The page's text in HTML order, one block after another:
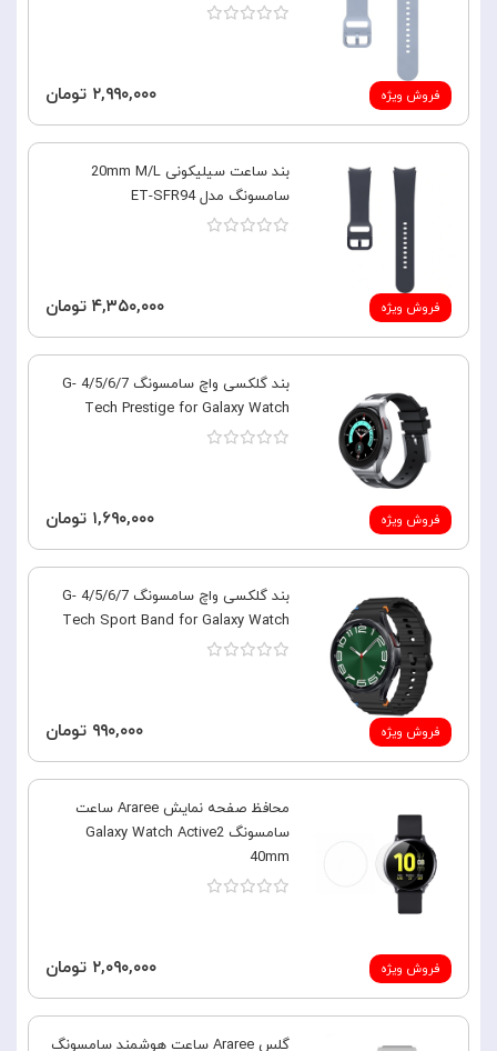
فروش ویژه ۲,۹۹۰,۰۰۰ تومان
فروش ویژه
بند ساعت سیلیکونی 20mm M/L
سامسونگ مدل ET-SFR94
۴,۳۵۰,۰۰۰ تومان
فروش ویژه
بند گلکسی واچ سامسونگ 4/5/6/7 G-
Tech Prestige for Galaxy Watch
۱,۶۹۰,۰۰۰ تومان
فروش ویژه
بند گلکسی واچ سامسونگ 4/5/6/7 G-
Tech Sport Band for Galaxy Watch
۹۹۰,۰۰۰ تومان
فروش ویژه
محافظ صفحه نمایش Araree ساعت
سامسونگ Galaxy Watch Active2
40mm
۲,۰۹۰,۰۰۰ تومان
گلس Araree ساعت هوشمند سامسونگ